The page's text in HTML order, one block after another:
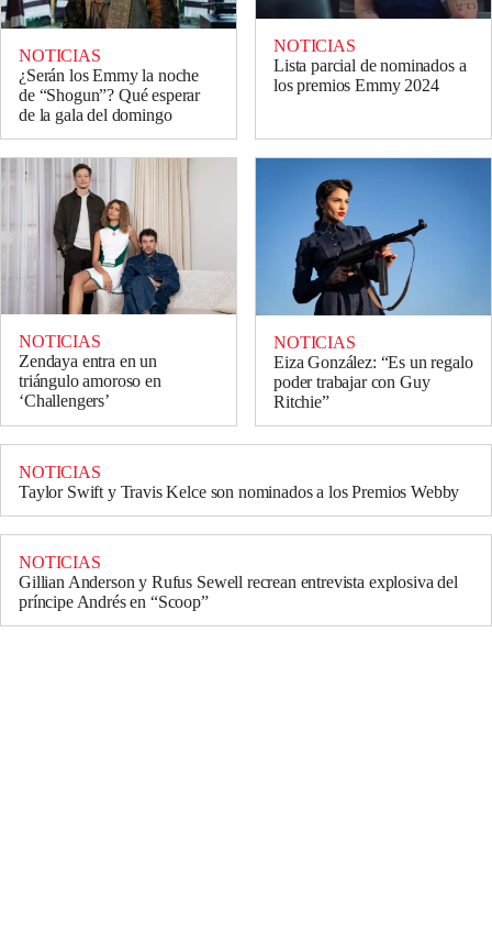
NOTICIAS
¿Serán los Emmy la noche
de “Shogun”? Qué esperar
de la gala del domingo
NOTICIAS
Lista parcial de nominados a
los premios Emmy 2024
NOTICIAS
Zendaya entra en un
triángulo amoroso en
‘Challengers’
NOTICIAS
Eiza González: “Es un regalo
poder trabajar con Guy
Ritchie”
NOTICIAS
Taylor Swift y Travis Kelce son nominados a los Premios Webby
NOTICIAS
Gillian Anderson y Rufus Sewell recrean entrevista explosiva del
príncipe Andrés en “Scoop”